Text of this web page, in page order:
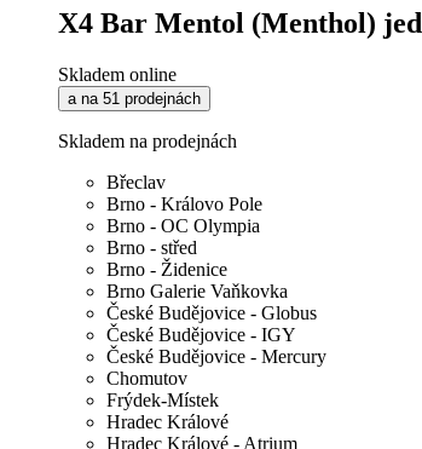
X4 Bar Mentol (Menthol)
Skladem online
a na 51 prodejnách
Skladem na prodejnách
Břeclav
Brno - Královo Pole
Brno - OC Olympia
Brno - střed
Brno - Židenice
Brno Galerie Vaňkovka
České Budějovice - Globus
České Budějovice - IGY
České Budějovice - Mercury
Chomutov
Frýdek-Místek
Hradec Králové
Hradec Králové - Atrium